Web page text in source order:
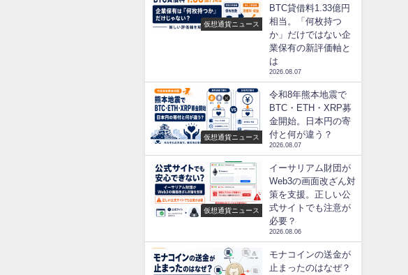
仮想通貨ニュース
BTC貸借料1.33億円
相当。「何枚持つ
か」だけではない企
業保有の新評価軸と
は
2026.08.07
仮想通貨ニュース
令和8年熊本地震で
BTC・ETH・XRP募
金開始。日本円の寄
付と何が違う？
2026.08.07
仮想通貨ニュース
イーサリアム財団が
Web3の画面改ざん対
策を支援。正しい公
式サイトでも注意が
必要？
2026.08.06
モナコインの送金が
止まったのはなぜ？